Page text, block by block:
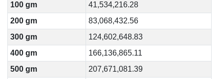
100 gm
41,534,216.28
200 gm
83,068,432.56
300 gm
124,602,648.83
400 gm
166,136,865.11
500 gm
207,671,081.39